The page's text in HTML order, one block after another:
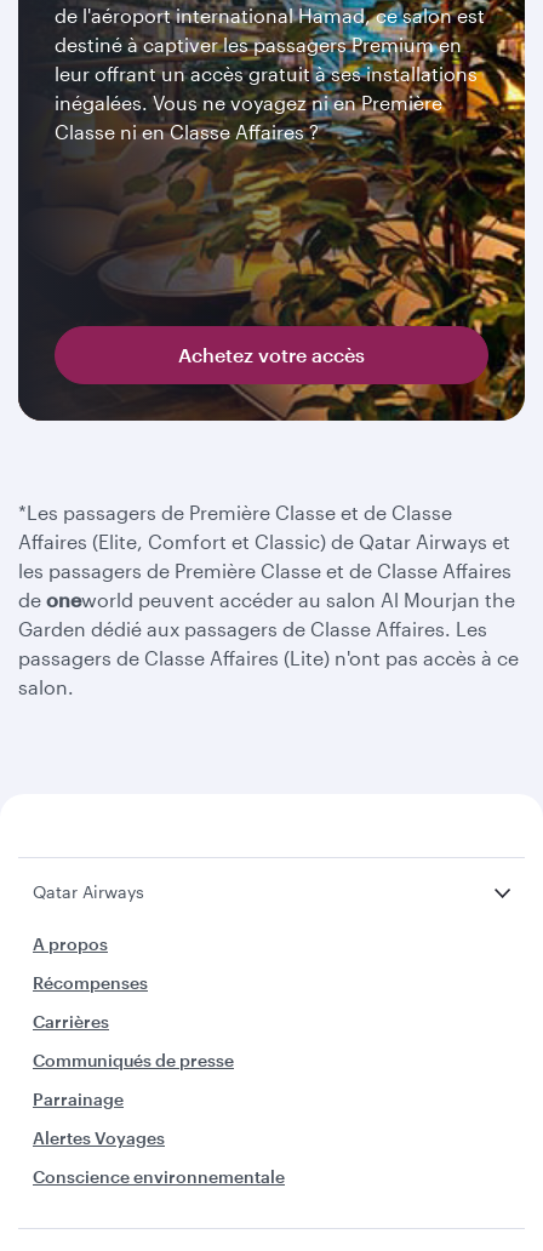
de l'aéroport international Hamad, ce salon est
destiné à captiver les passagers Premium en
leur offrant un accès gratuit à ses installations
inégalées. Vous ne voyagez ni en Première
Classe ni en Classe Affaires ?
Achetez votre accès
*Les passagers de Première Classe et de Classe
Affaires (Elite, Comfort et Classic) de Qatar Airways et
les passagers de Première Classe et de Classe Affaires
de oneworld peuvent accéder au salon Al Mourjan the
Garden dédié aux passagers de Classe Affaires. Les
passagers de Classe Affaires (Lite) n'ont pas accès à ce
salon.
Qatar Airways
A propos
Récompenses
Carrières
Communiqués de presse
Parrainage
Alertes Voyages
Conscience environnementale